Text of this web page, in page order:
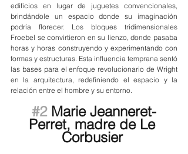
edificios en lugar de juguetes convencionales,
brindándole un espacio donde su imaginación
podría florecer. Los bloques tridimensionales
Froebel se convirtieron en su lienzo, donde pasaba
horas y horas construyendo y experimentando con
formas y estructuras. Esta influencia temprana sentó
las bases para el enfoque revolucionario de Wright
en la arquitectura, redefiniendo el espacio y la
relación entre el hombre y su entorno.
#2 Marie Jeanneret-
Perret, madre de Le
Corbusier